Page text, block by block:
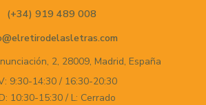
(+34) 919 489 008
2, 28009, Madrid, España
9:30-14:30 / 16:30-20:30
10:30-15:30 / L: Cerrado